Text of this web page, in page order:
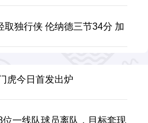
取独行侠 伦纳德三节34分 加
虎今日首发出炉
一线队球员离队，目标套现